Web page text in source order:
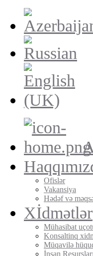
Ofislər
Vakansiya
Hədəf və
Xİdmətlər
Mühasibat
Konsaltinq
Müqavilə
İnsan